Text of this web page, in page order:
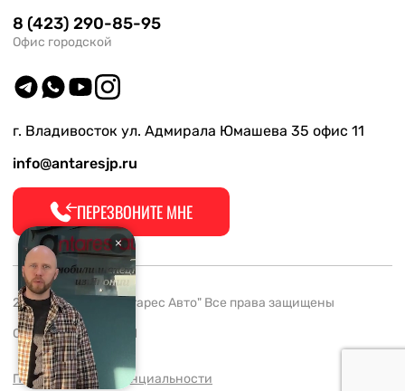
8 (423) 290-85-95
Офис городской
г. Владивосток ул. Адмирала Юмашева 35 офис 11
info@antaresjp.ru
ПЕРЕЗВОНИТЕ МНЕ
2008-2026 ООО "Антарес Авто" Все права защищены
ОГРН 1132537005061
Политика конфиденциальности